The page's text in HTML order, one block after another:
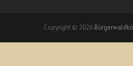
Copyright © 2026